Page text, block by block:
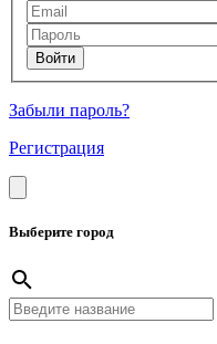
Забыли пароль?
Регистрация
Выберите город